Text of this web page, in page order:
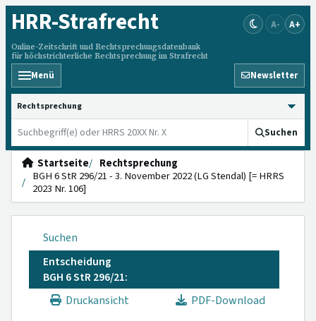
HRR-Strafrecht
Online-Zeitschrift und Rechtsprechungsdatenbank
für höchstrichterliche Rechtsprechung im Strafrecht
A- A+
Menü Newsletter
HRRS durchsuchen
Suchen
Startseite
Rechtsprechung
BGH 6 StR 296/21 - 3. November 2022 (LG Stendal) [= HRRS
2023 Nr. 106]
Suchen
Entscheidung
BGH 6 StR 296/21:
Druckansicht
PDF-Download